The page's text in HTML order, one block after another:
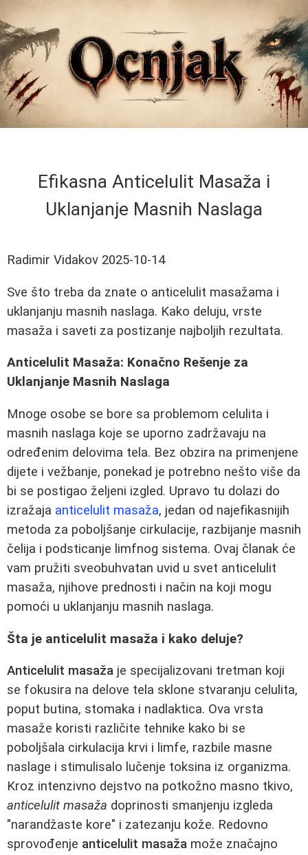
Efikasna Anticelulit Masaža i
Uklanjanje Masnih Naslaga
Radimir Vidakov 2025-10-14
Sve što treba da znate o anticelulit masažama i
uklanjanju masnih naslaga. Kako deluju, vrste
masaža i saveti za postizanje najboljih rezultata.
Anticelulit Masaža: Konačno Rešenje za
Uklanjanje Masnih Naslaga
Mnoge osobe se bore sa problemom celulita i
masnih naslaga koje se uporno zadržavaju na
određenim delovima tela. Bez obzira na primenjene
dijete i vežbanje, ponekad je potrebno nešto više da
bi se postigao željeni izgled. Upravo tu dolazi do
izražaja anticelulit masaža, jedan od najefikasnijih
metoda za poboljšanje cirkulacije, razbijanje masnih
čelija i podsticanje limfnog sistema. Ovaj članak će
vam pružiti sveobuhvatan uvid u svet anticelulit
masaža, njihove prednosti i način na koji mogu
pomoći u uklanjanju masnih naslaga.
Šta je anticelulit masaža i kako deluje?
Anticelulit masaža je specijalizovani tretman koji
se fokusira na delove tela sklone stvaranju celulita,
poput butina, stomaka i nadlaktica. Ova vrsta
masaže koristi različite tehnike kako bi se
poboljšala cirkulacija krvi i limfe, razbile masne
naslage i stimulisalo lučenje toksina iz organizma.
Kroz intenzivno dejstvo na potkožno masno tkivo,
anticelulit masaža doprinosti smanjenju izgleda
"narandžaste kore" i zatezanju kože. Redovno
sprovođenje anticelulit masaža može značajno